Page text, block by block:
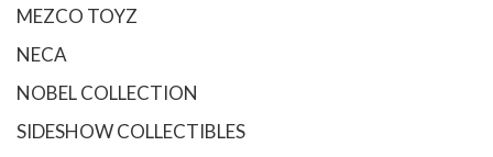
MEZCO TOYZ
NECA
NOBEL COLLECTION
SIDESHOW COLLECTIBLES